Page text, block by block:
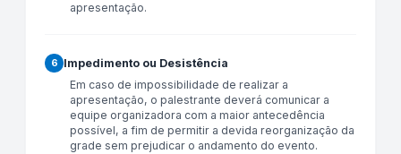
apresentação.
6
Impedimento ou Desistência
Em caso de impossibilidade de realizar a
apresentação, o palestrante deverá comunicar a
equipe organizadora com a maior antecedência
possível, a fim de permitir a devida reorganização da
grade sem prejudicar o andamento do evento.